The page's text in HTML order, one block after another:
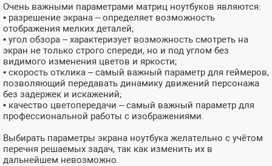
Очень важными параметрами матриц ноутбуков являются:
• разрешение экрана – определяет возможность
отображения мелких деталей;
• угол обзора – характеризует возможность смотреть на
экран не только строго спереди, но и под углом без
видимого изменения цветов и яркости;
• скорость отклика – самый важный параметр для геймеров,
позволяющий передавать динамику движений персонажа
без задержек и искажений;
• качество цветопередачи – самый важный параметр для
профессиональной работы с изображениями.
Выбирать параметры экрана ноутбука желательно с учётом
перечня решаемых задач, так как изменить их в
дальнейшем невозможно.